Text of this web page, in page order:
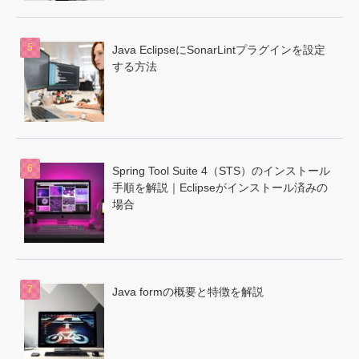
Java EclipseにSonarLintプラグインを設定
する方法
Spring Tool Suite 4（STS）のインストール
手順を解説｜Eclipseがインストール済みの
場合
Java formの概要と特徴を解説